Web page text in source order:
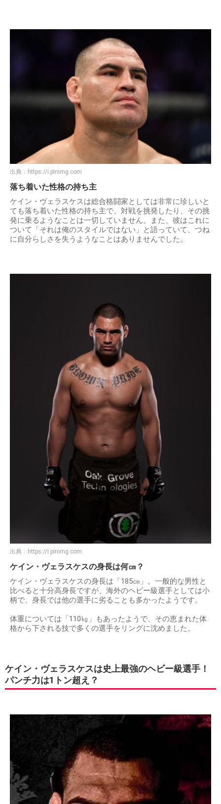
出典： https://i.pinimg.com
落ち着いた性格の持ち主
ケイン・ヴェラスケスは総合格闘家としては非常に珍しいと
ても落ち着いた性格の持ち主で、対戦を挑発したり、その挑
発に乗るようなことは一切していません。また、彼はこれに
ついて「それは俺のスタイルではない」と語っていて、つね
に自分らしさを失うようなことはありませんでした。
出典： https://i.pinimg.com
ケイン・ヴェラスケスの身長は何㎝？
ケイン・ヴェラスケスの身長は「185㎝」。一般的な男性と
比べると十分高身長ですが、海外のヘビー級選手としては小
柄で、身長では他の選手に劣ることも多かったようです。
体重については「110㎏」もあったようで、その恵まれた体
格から下される技で多くの選手をリングに沈めました。
ケイン・ヴェラスケスは史上最強のヘビー級選手！
パンチ力は1トン超え？